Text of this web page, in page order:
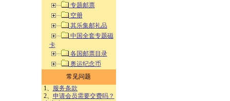
专题邮票
空册
其乐集邮礼品
中国全套专题磁
卡
各国邮票目录
奥运纪念币
常见问题
1、
服务条款
2、 申请会员需要交费吗？